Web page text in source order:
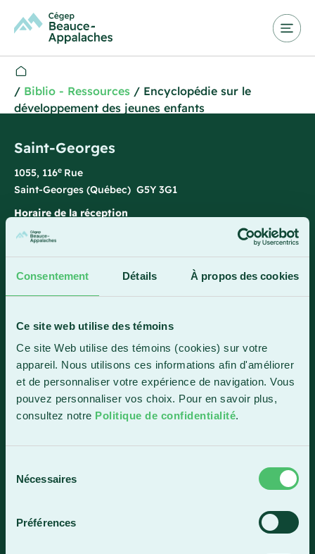
Consentement Détails À propos des cookies
Ce site web utilise des témoins
Ce site Web utilise des témoins (cookies) sur votre
appareil. Nous utilisons ces informations afin d'améliorer
et de personnaliser votre expérience de navigation. Vous
pouvez personnaliser vos choix. Pour en savoir plus,
consultez notre Politique de confidentialité.
Nécessaires
Préférences
/ Biblio - Ressources / Encyclopédie sur le
développement des jeunes enfants
Saint-Georges
1055, 116e Rue
Saint-Georges (Québec) G5Y 3G1
Horaire de la réception
Lundi-vendredi : 7 h 45 à 15 h 45
1 800 893-5111
Sainte-Marie
Sainte-Marie (Québec) G6E 0R1
Horaire de la réception
Lundi-vendredi : 7 h 30 à 15 h 30
4409, rue Dollard